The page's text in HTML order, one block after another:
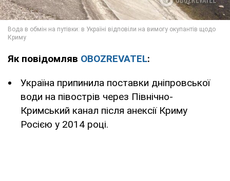
Як повідомляв OBOZREVATEL:
Україна припинила поставки дніпровської
води на півострів через Північно-
Кримський канал після анексії Криму
Росією у 2014 році.